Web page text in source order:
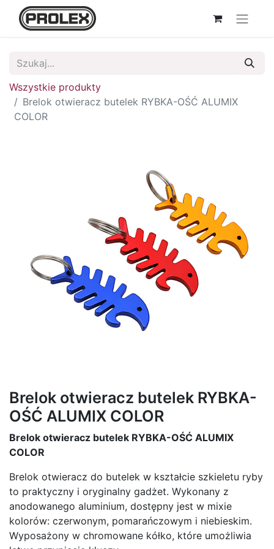
Wszystkie produkty
Brelok otwieracz butelek RYBKA-OŚĆ ALUMIX
COLOR
Brelok otwieracz butelek RYBKA-
OŚĆ ALUMIX COLOR
Brelok otwieracz butelek RYBKA-OŚĆ ALUMIX
COLOR
Brelok otwieracz do butelek w kształcie szkieletu ryby
to praktyczny i oryginalny gadżet. Wykonany z
anodowanego aluminium, dostępny jest w mixie
kolorów: czerwonym, pomarańczowym i niebieskim.
Wyposażony w chromowane kółko, które umożliwia